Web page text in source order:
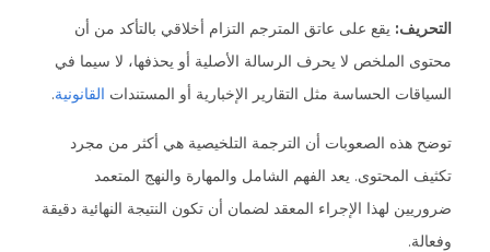
التحريف: يقع على عاتق المترجم التزام أخلاقي بالتأكد من أن
محتوى الملخص لا يحرف الرسالة الأصلية أو يحذفها، لا سيما في
السياقات الحساسة مثل التقارير الإخبارية أو المستندات القانونية.
توضح هذه الصعوبات أن الترجمة التلخيصية هي أكثر من مجرد
تكثيف المحتوى. يعد الفهم الشامل والمهارة والنهج المتعمد
ضروريين لهذا الإجراء المعقد لضمان أن تكون النتيجة النهائية دقيقة
وفعالة.